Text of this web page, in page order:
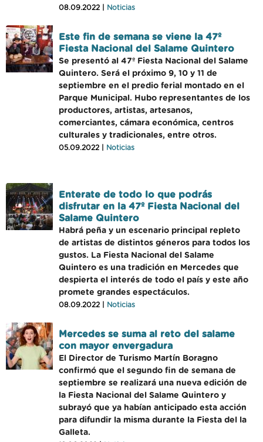
08.09.2022 | Noticias
Este fin de semana se viene la 47º
Fiesta Nacional del Salame Quintero
Se presentó al 47º Fiesta Nacional del Salame
Quintero. Será el próximo 9, 10 y 11 de
septiembre en el predio ferial montado en el
Parque Municipal. Hubo representantes de los
productores, artistas, artesanos,
comerciantes, cámara económica, centros
culturales y tradicionales, entre otros.
05.09.2022 | Noticias
Enterate de todo lo que podrás
disfrutar en la 47º Fiesta Nacional del
Salame Quintero
Habrá peña y un escenario principal repleto
de artistas de distintos géneros para todos los
gustos. La Fiesta Nacional del Salame
Quintero es una tradición en Mercedes que
despierta el interés de todo el país y este año
promete grandes espectáculos.
08.09.2022 | Noticias
Mercedes se suma al reto del salame
con mayor envergadura
El Director de Turismo Martín Boragno
confirmó que el segundo fin de semana de
septiembre se realizará una nueva edición de
la Fiesta Nacional del Salame Quintero y
subrayó que ya habían anticipado esta acción
para difundir la misma durante la Fiesta del la
Galleta.